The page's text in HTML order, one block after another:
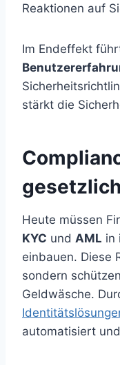
Reaktionen auf
Im Endeffekt
stärkt die
Heute müssen
KYC und AML in
einbauen. Diese
sondern
Geldwäsche.
automatisiert